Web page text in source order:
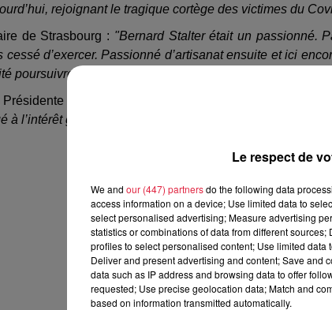
rejoignant le tragique cortège des victimes du
de Strasbourg : "Bernard Stalter était un passionné.
cessé d’exercer. Passionné d’artisanat ensuite et ici
poursuivre jusqu’au bout."
Présidente du Conseil départemental du Haut-Rhin :
à l’intérêt général."
Le respect de
We and our (447) partnersdo the following data
access information on a device; Use limited data to
select personalised advertising; Measure advertising
statistics or combinations of data from different
profiles to select personalised content; Use limited
Deliver and present advertising and content; Save and
data such as IP address and browsing data to offer
requested; Use precise geolocation data; Match and
based on information transmitted automatically.